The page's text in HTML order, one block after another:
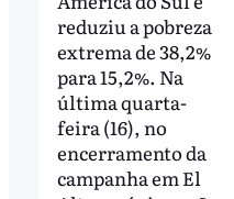
reduziu a pobreza
extrema de 38,2%
para 15,2%. Na
última quarta-
feira (16), no
encerramento da
campanha em El